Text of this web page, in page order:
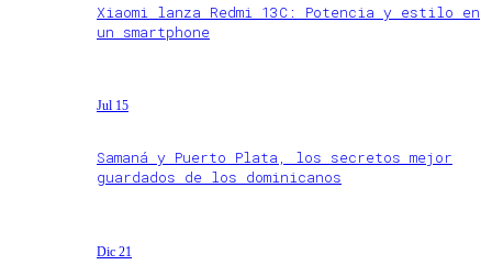
Xiaomi lanza Redmi 13C: Potencia y estilo en
un smartphone
Jul 15
Samaná y Puerto Plata, los secretos mejor
guardados de los dominicanos
Dic 21